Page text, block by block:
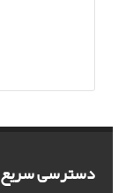
دسترسی سریع